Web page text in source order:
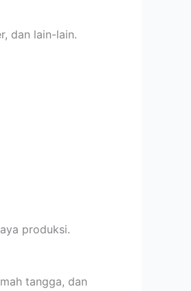
dan lain-lain.
produksi.
tangga, dan